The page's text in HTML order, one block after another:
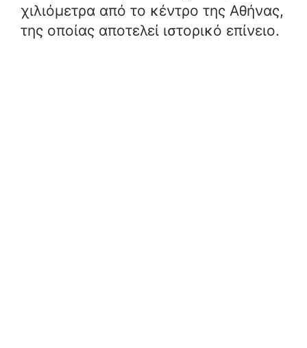
χιλιόμετρα από το κέντρο της Αθήνας,
της οποίας αποτελεί ιστορικό επίνειο.